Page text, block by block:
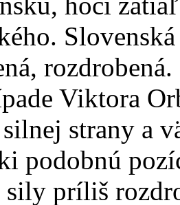
Viktora
strany a
podobnú
príliš